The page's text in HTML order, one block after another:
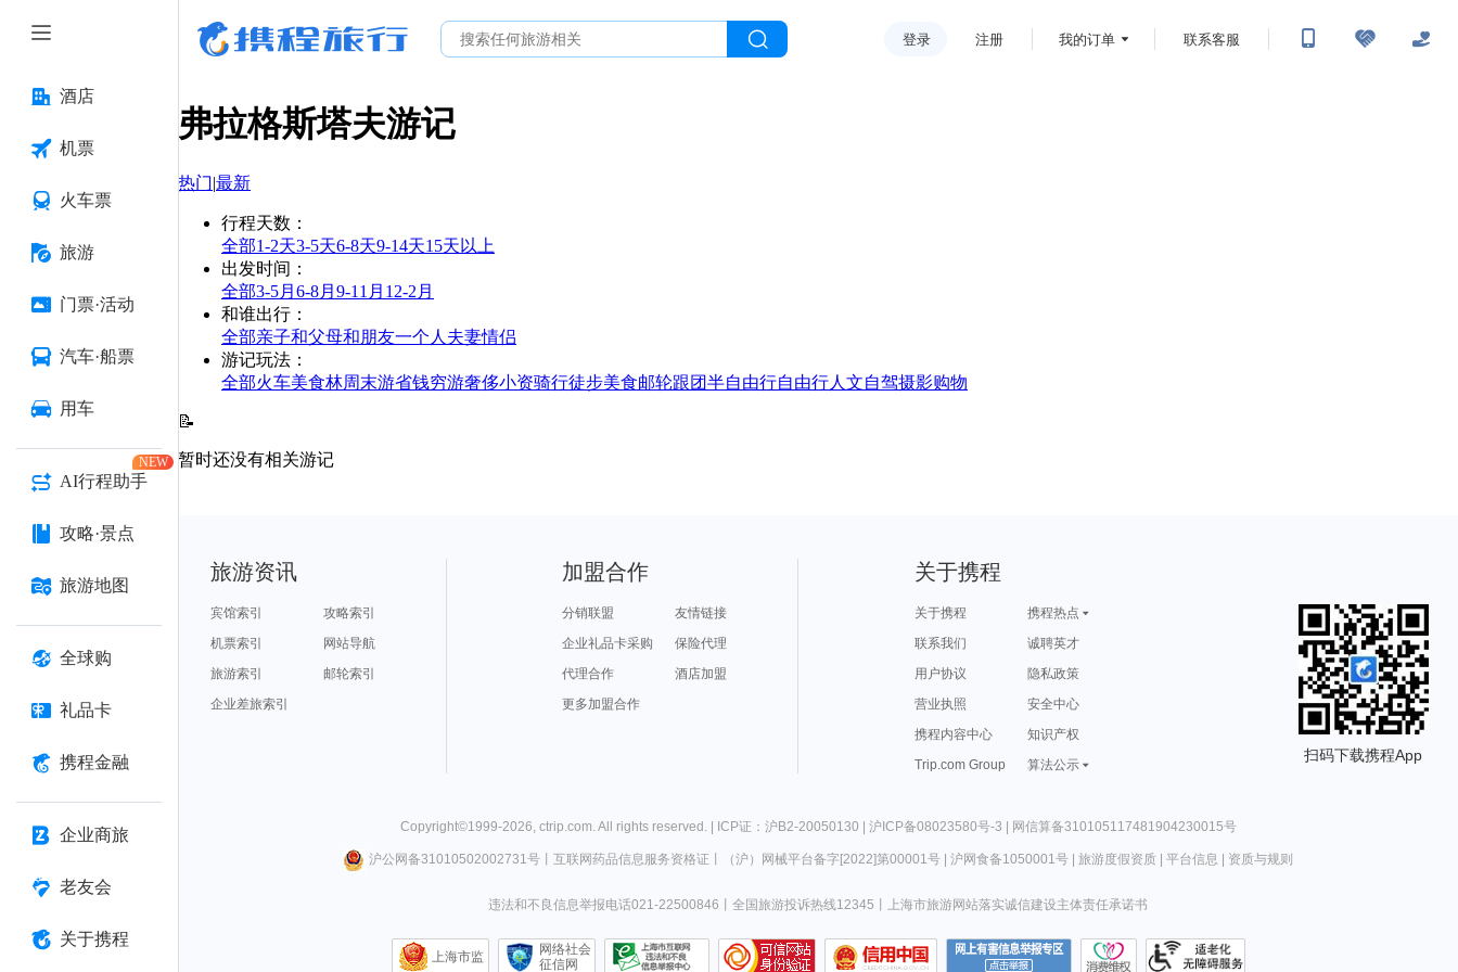
酒店
机票
火车票
旅游
门票·活动
汽车·船票
用车
AI行程助手
NEW
攻略·景点
旅游地图
全球购
礼品卡
携程金融
企业商旅
老友会
关于携程
登录 注册 我的订单 联系客服
弗拉格斯塔夫游记
热门|最新
行程天数 ：
全部1-2天3-5天6-8天9-14天15天以上
出发时间 ：
全部3-5月 6-8月 9-11月 12-2月
和谁出行 ：
全部亲子和父母和朋友一个人 夫妻情侣
游记玩法 ：
全部火车美食林周末游省钱穷游奢侈小资骑行徒步美食邮轮跟团半自由行自由行人文自驾摄影购物
📝
暂时还没有相关游记
旅游资讯
宾馆索引
攻略索引
机票索引
网站导航
旅游索引
邮轮索引
企业差旅索引
加盟合作
分销联盟
友情链接
企业礼品卡采购
保险代理
代理合作
酒店加盟
更多加盟合作
关于携程
关于携程
携程热点
联系我们
诚聘英才
用户协议
隐私政策
营业执照
安全中心
携程内容中心
知识产权
Trip.com Group
算法公示
扫码下载携程App
Copyright©1999-2026, ctrip.com. All rights reserved. | ICP证：沪B2-20050130 | 沪ICP备08023580号-3 | 网信算备310105117481904230015号
沪公网备31010502002731号丨 互联网药品信息服务资格证 （沪）网械平台备字[2022]第00001号| 沪网食备1050001号| 旅游度假资质| 平台信息 资质与规则
违法和不良信息举报电话021-22500846 全国旅游投诉热线12345 上海市旅游网站落实诚信建设主体责任承诺书
上海市监
网络社会
征信网